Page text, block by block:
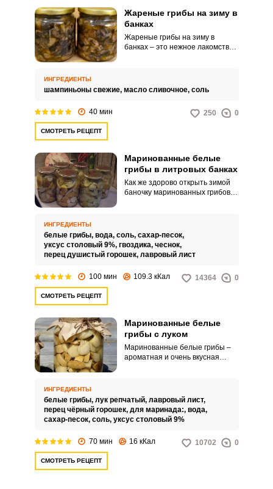
Жареные грибы на зиму в
банках
Жареные грибы на зиму в
банках – это нежное лакомство,
шляпки грибов, обжаренные со
сливочным маслом, наполнят
ИНГРЕДИЕНТЫ
шампиньоны свежие, масло сливочное, соль
40 мин 250 0
СМОТРЕТЬ РЕЦЕПТ
Маринованные белые
грибы в литровых банках
Как же здорово открыть зимой
баночку маринованных грибов и
закуска, которая не только
порадует близких, но и украсит
праздничный стол. Такая
грибная закуска расходится
заготавливать в больших
ИНГРЕДИЕНТЫ
белые грибы, вода, соль, сахар-песок,
уксус столовый 9%, гвоздика, чеснок,
перец душистый горошек, лавровый лист
100 мин 109.3 кКал 14364 0
СМОТРЕТЬ РЕЦЕПТ
Маринованные белые
грибы с луком
Маринованные белые грибы –
ароматная и очень вкусная
луком.
ИНГРЕДИЕНТЫ
белые грибы, лук репчатый, лавровый лист,
перец чёрный горошек, для маринада:, вода,
сахар-песок, соль, уксус столовый 9%
70 мин 16 кКал 10702 0
СМОТРЕТЬ РЕЦЕПТ